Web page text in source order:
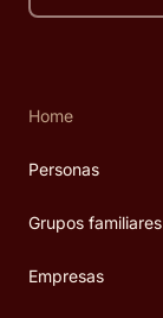
Home
Personas
Grupos familiares
Empresas